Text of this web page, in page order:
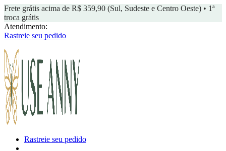
Frete grátis acima de R$ 359,90 (Sul, Sudeste e Centro Oeste) • 1ª
troca grátis
Atendimento:
Rastreie seu pedido
Rastreie seu pedido